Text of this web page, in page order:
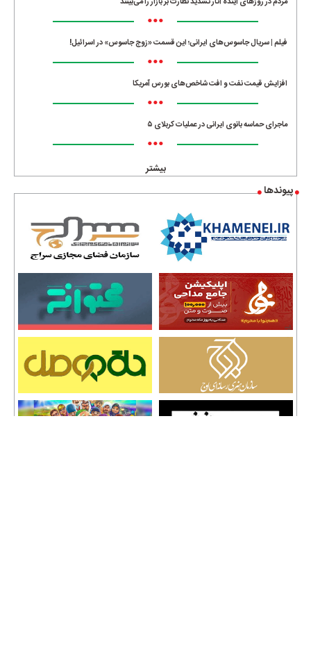
•••
فیلم | سریال جاسوس‌های ایرانی؛ این قسمت «زوج جاسوس» در اسرائیل!
•••
افزایش قیمت نفت و افت شاخص‌های بورس آمریکا
•••
ماجرای حماسه‌ بانوی ایرانی در عملیات کربلای ۵
•••
بیشتر
پیوندها